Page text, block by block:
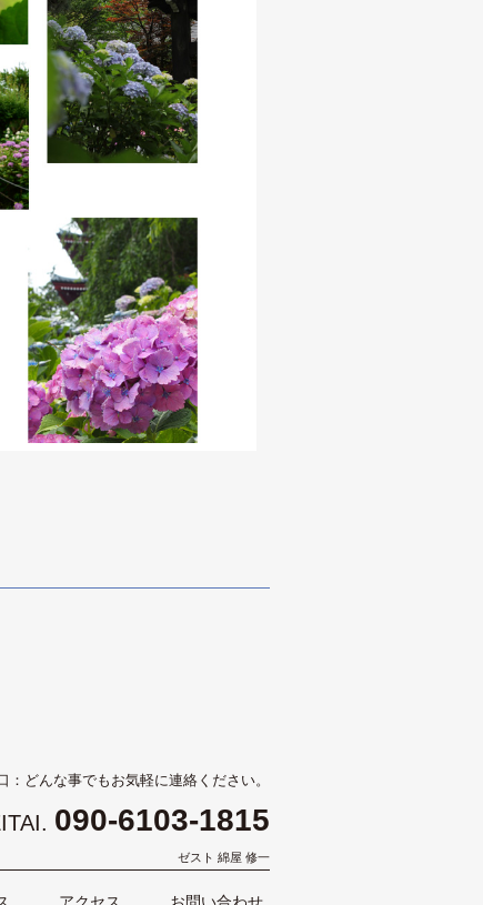
：どんな事でもお気軽に連絡ください。
090-6103-1815
ゼスト 綿屋 修一
アクセス お問い合わせ